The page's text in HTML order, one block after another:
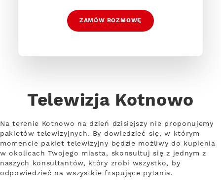
ZAMÓW ROZMOWĘ
Telewizja Kotnowo
Na terenie Kotnowo na dzień dzisiejszy nie proponujemy
pakietów telewizyjnych. By dowiedzieć się, w którym
momencie pakiet telewizyjny będzie możliwy do kupienia
w okolicach Twojego miasta, skonsultuj się z jednym z
naszych konsultantów, który zrobi wszystko, by
odpowiedzieć na wszystkie frapujące pytania.